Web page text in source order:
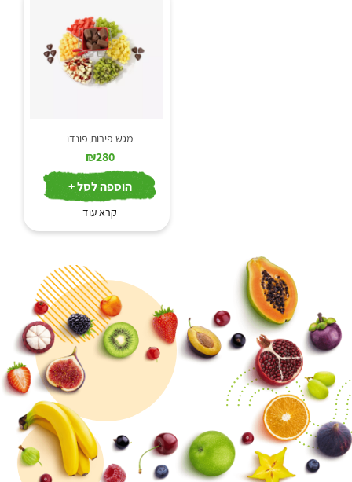
מגש פירות פונדו
₪280
הוספה לסל +
קרא עוד